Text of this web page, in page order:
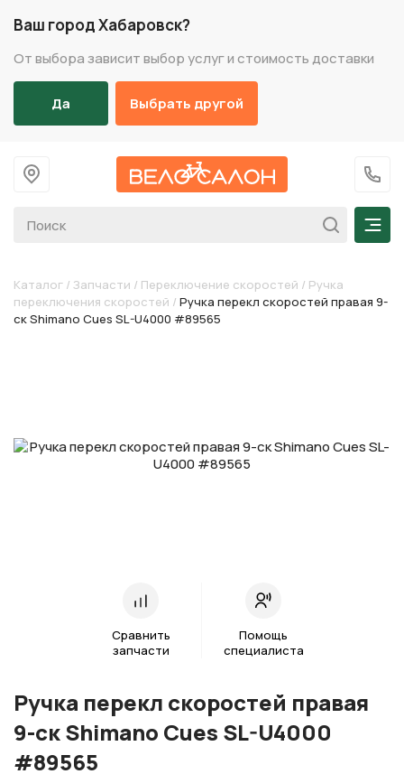
Ваш город Хабаровск?
От выбора зависит выбор услуг и стоимость доставки
Да Выбрать другой
На главную
+7
Каталог / Запчасти / Переключение скоростей / Ручка
переключения скоростей / Ручка перекл скоростей правая 9-
ск Shimano Cues SL-U4000 #89565
Сравнить
запчасти
Помощь
специалиста
Ручка перекл скоростей правая
9-ск Shimano Cues SL-U4000
#89565